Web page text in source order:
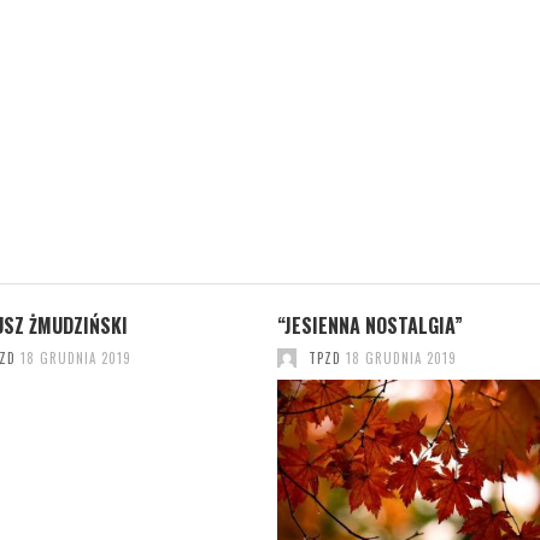
ŻMUDZIŃSKI
18 GRUDNIA 2019
“JESIENNA NOSTALGIA”
TPZD 18 GRUDNIA 2019